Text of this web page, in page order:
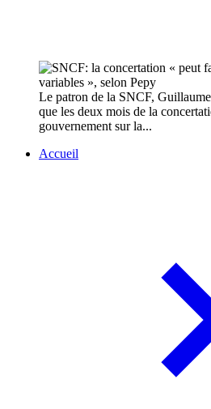
Le patron de la SNCF,
que les deux mois de la
gouvernement sur la...
Accueil